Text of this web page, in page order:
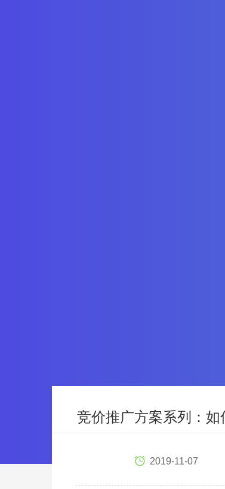
竞价推广方案系列：
2019-11-07